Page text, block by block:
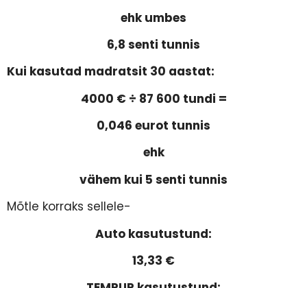
ehk umbes
6,8 senti tunnis
Kui kasutad madratsit 30 aastat:
4000 € ÷ 87 600 tundi =
0,046 eurot tunnis
ehk
vähem kui 5 senti tunnis
Mõtle korraks sellele-
Auto kasutustund:
13,33 €